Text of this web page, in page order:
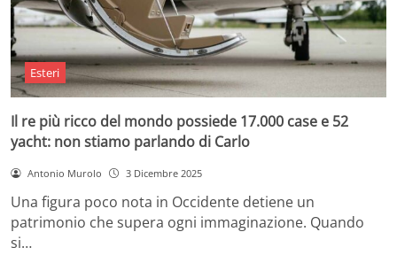
Esteri
Il re più ricco del mondo possiede 17.000 case e 52
yacht: non stiamo parlando di Carlo
Antonio Murolo 3 Dicembre 2025
Una figura poco nota in Occidente detiene un
patrimonio che supera ogni immaginazione. Quando
si…